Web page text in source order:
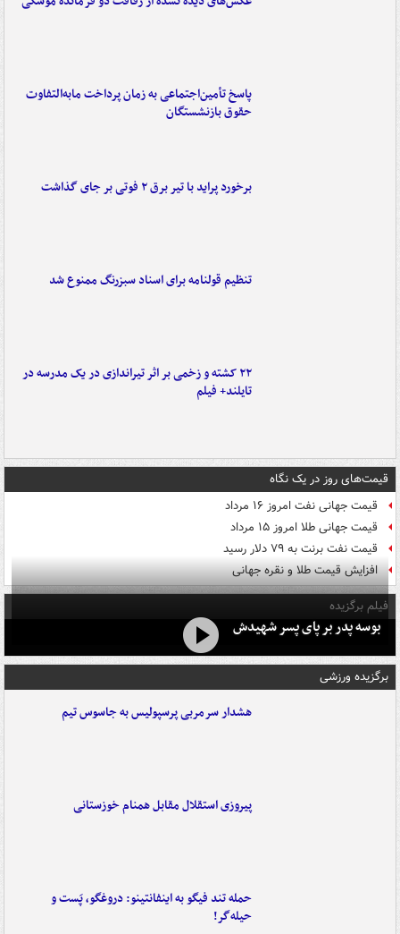
پاسخ تأمین‌اجتماعی به زمان پرداخت مابه‌التفاوت
حقوق بازنشستگان
برخورد پراید با تیر برق ۲ فوتی بر جای گذاشت
تنظیم قولنامه برای اسناد سبزرنگ ممنوع شد
۲۲ کشته و زخمی بر اثر تیراندازی در یک مدرسه در
تایلند+ فیلم
قیمت‌های روز در یک نگاه
قیمت جهانی نفت امروز ۱۶ مرداد
قیمت جهانی طلا امروز ۱۵ مرداد
قیمت نفت برنت به ۷۹ دلار رسید
افزایش قیمت طلا و نقره جهانی
فیلم برگزیده
بوسه‌ پدر بر پای پسر شهیدش
برگزیده ورزشی
هشدار سرمربی پرسپولیس به جاسوس تیم
پیروزی استقلال مقابل همنام خوزستانی
حمله تند فیگو به اینفانتینو: دروغگو، پَست‌ و
حیله‌گر!